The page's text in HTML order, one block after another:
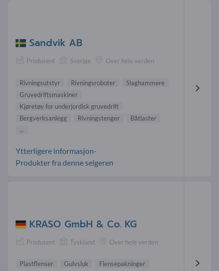
Sandvik AB
Produsent Sverige Over hele verden
Rivningsutstyr Rivningsroboter
Slaghammere
Gruvedriftsmaskiner
Kjøretøy for underjordisk gruvedrift
Bergverksanlegg
Rivningstenger
Båtlaster
...
Ytterligere informasjon-
Produkter fra denne selgeren
KRASO GmbH & Co. KG
Produsent Tyskland Over hele verden
Plastflenser Gulvsluk
Flensepakninger